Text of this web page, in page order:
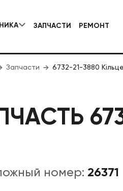
СПЕЦТЕХНИКА
ЗАПЧАСТИ РЕМОНТ
Запчасти 6732-21-3880
номер: 26371